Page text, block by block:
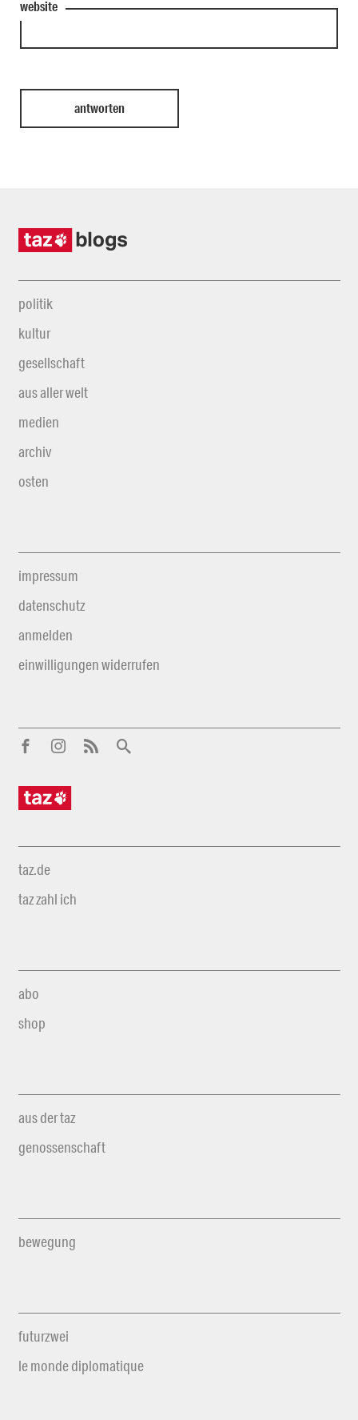
website
politik
kultur
gesellschaft
aus aller welt
medien
archiv
osten
impressum
datenschutz
anmelden
einwilligungen widerrufen
taz.de
taz zahl ich
abo
shop
aus der taz
genossenschaft
bewegung
futurzwei
le monde diplomatique